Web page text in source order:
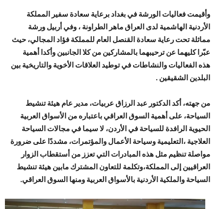
وأقيمت فعاليات الورشة في بغداد برعاية سعادة سفير المملكة
الأردنية الهاشمية لدى العراق ماهر الطراونة ، وفي أربيل ورشة
مماثلة تحت رعاية سعادة القنصل العام للمملكة فؤاد المجالي، حيث
عبّرا كليهما عن ترحيبهما بالمشاركين من كلا الجانبين وأكدا أهمية
هذه الفعاليات والنشاطات في توطيد العلاقات الأخوية والتاريخية بين
البلدين الشقيقين .
من جهته، أكد الدكتور عبد الرزاق عربيات، مدير عام هيئة تنشيط
السياحة، على أهمية السوق العراقي باعتباره من الأسواق العربية
الحيوية الرافدة للسياحة في الأردن، لا سيما في مجالات السياحة
العلاجية ،التعليمية وسياحة الأعمال والمؤتمرات، مشددًا على ضرورة
مواصلة تنظيم مثل هذه المبادرات التي تعزز من أستقطاب الزوار
العراقيين إلى المملكة،وتكلمة للتعاون المشترك مابين هيئة تنشيط
السياحة والملكية الأردنية بالأسواق العربية ومنها السوق العراقي.